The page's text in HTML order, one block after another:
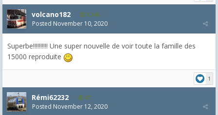
volcano182 1,346
Posted November 10, 2020
Superbe!!!!!!!!!! Une super nouvelle de voir toute la famille des
15000 reproduite
1
Rémi62232 47
Posted November 12, 2020